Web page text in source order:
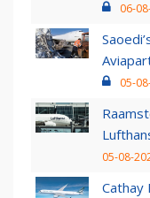
06-
05-
05-08-
Cathay